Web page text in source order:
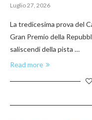
Luglio 27, 2026
La tredicesima prova del
Gran Premio della
saliscendi della pista …
Read more